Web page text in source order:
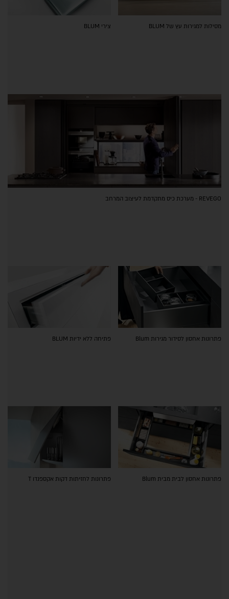
מסילות למגירות עץ של BLUM צירי BLUM
REVEGO - מערכת כיס מתקדמת לעיצוב המרחב
פתרונות אחסון לסידור מגירות Blum פתיחה ללא ידיות BLUM
פתרונות אחסון לבית מבית Blum פתרונות לחזיתות דקות אקספנדו T